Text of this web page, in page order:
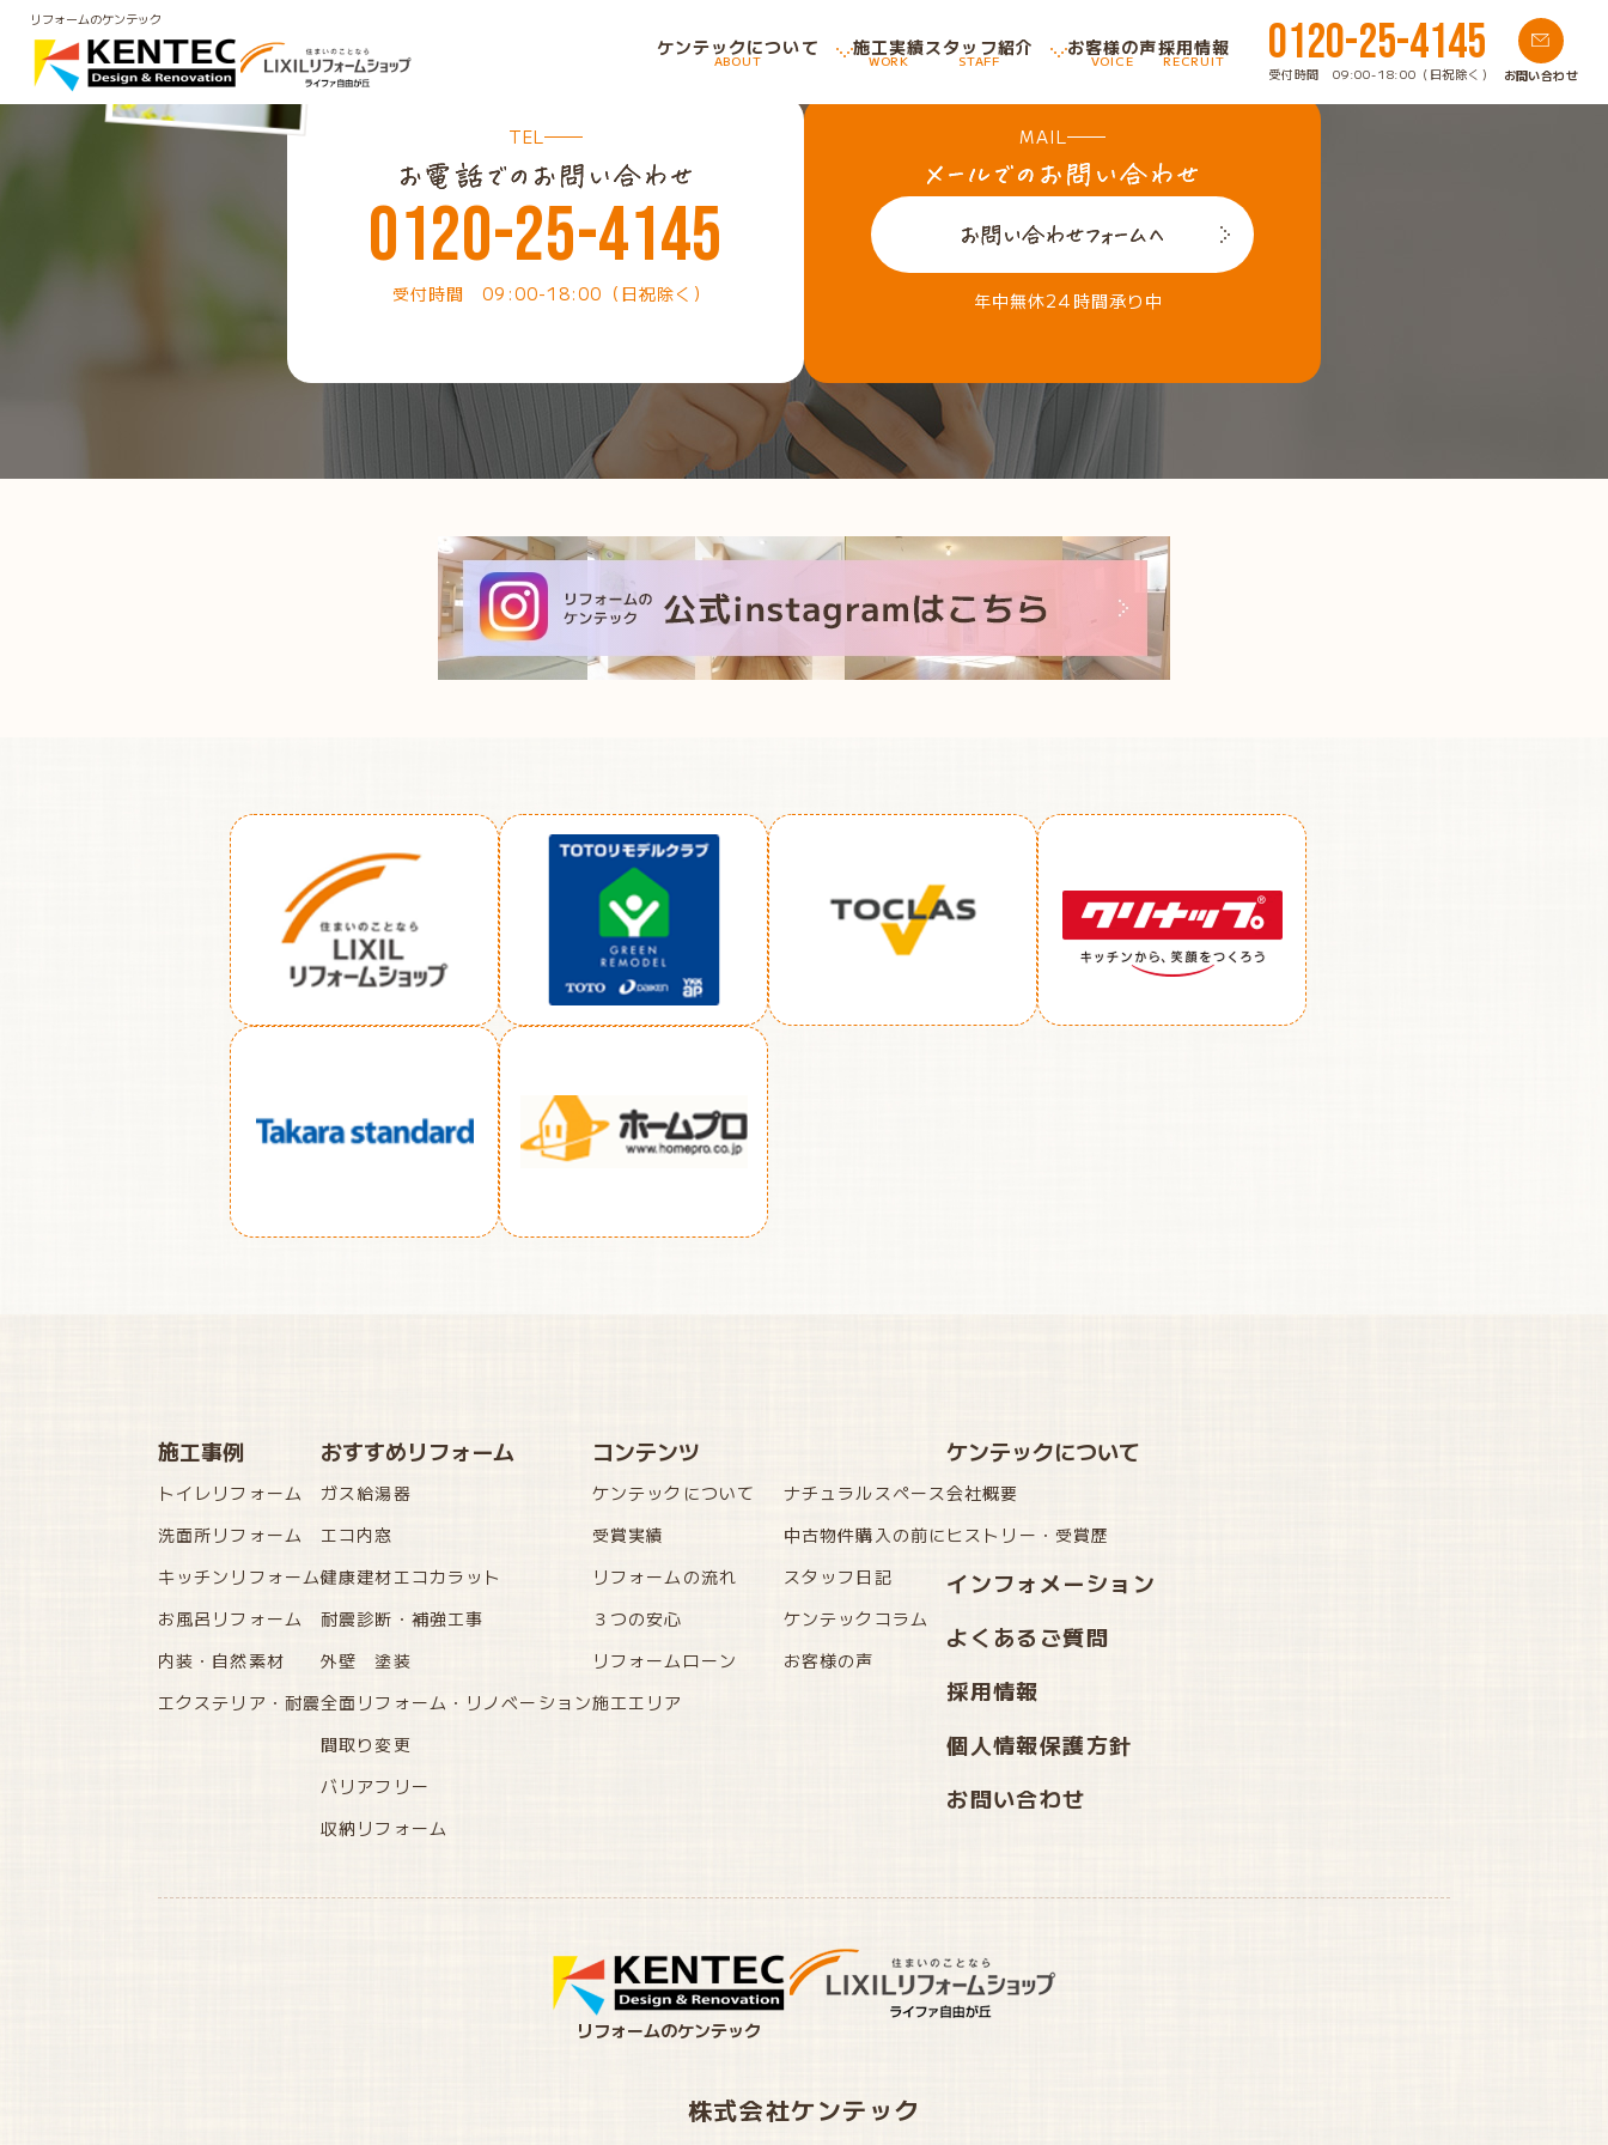
リフォームのケンテック
ケンテックについて
ABOUT
施工実績
WORK
スタッフ紹介
STAFF
お客様の声
VOICE
採用情報
RECRUIT 0120-25-4145
受付時間 09:00-18:00（日祝除く） お問い合わせ
TEL
0120-25-4145
受付時間 09:00-18:00（日祝除く）
MAIL
年中無休24時間承り中
施工事例
トイレリフォーム
洗面所リフォーム
キッチンリフォーム
お風呂リフォーム
内装・自然素材
エクステリア・耐震
おすすめリフォーム
ガス給湯器
エコ内窓
健康建材エコカラット
耐震診断・補強工事
外壁 塗装
全面リフォーム・リノベーション
間取り変更
バリアフリー
収納リフォーム
コンテンツ
ケンテックについて
ナチュラルスペース
受賞実績
中古物件購入の前に
リフォームの流れ
スタッフ日記
３つの安心
ケンテックコラム
リフォームローン
お客様の声
施工エリア
ケンテックについて
会社概要
ヒストリー・受賞歴
インフォメーション
よくあるご質問
採用情報
個人情報保護方針
お問い合わせ
リフォームのケンテック
株式会社ケンテック